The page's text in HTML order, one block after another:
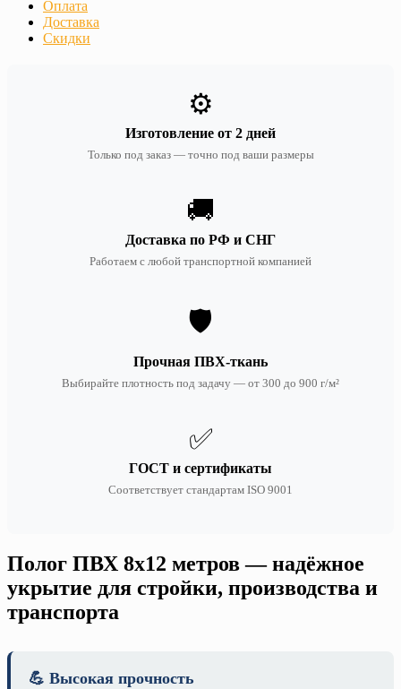
Оплата
Доставка
Скидки
⚙️
Изготовление от 2 дней
Только под заказ — точно под ваши размеры
🚚
Доставка по РФ и СНГ
Работаем с любой транспортной компанией
🛡️
Прочная ПВХ-ткань
Выбирайте плотность под задачу — от 300 до 900 г/м²
✅
ГОСТ и сертификаты
Соответствует стандартам ISO 9001
Полог ПВХ 8х12 метров — надёжное
укрытие для стройки, производства и
транспорта
💪 Высокая прочность